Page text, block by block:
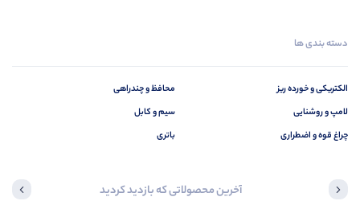
دسته بندی ها
الکتریکی و خورده ریز
لامپ و روشنایی
چراغ قوه و اضطراری
محافظ و چندراهی
سیم و کابل
باتری
آخرین محصولاتی که بازدید کردید